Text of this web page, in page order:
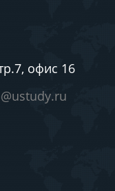
офис 16